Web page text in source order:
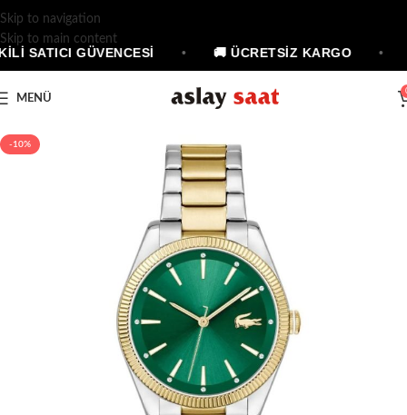
Skip to navigation
Skip to main content
SATICI GÜVENCESİ 🚚 ÜCRETSİZ KARGO
MENÜ
-10%